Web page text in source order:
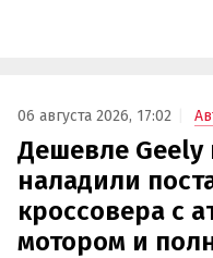
06 августа 2026, 17:02
Дешевле Geely
наладили
кроссовера с
мотором и